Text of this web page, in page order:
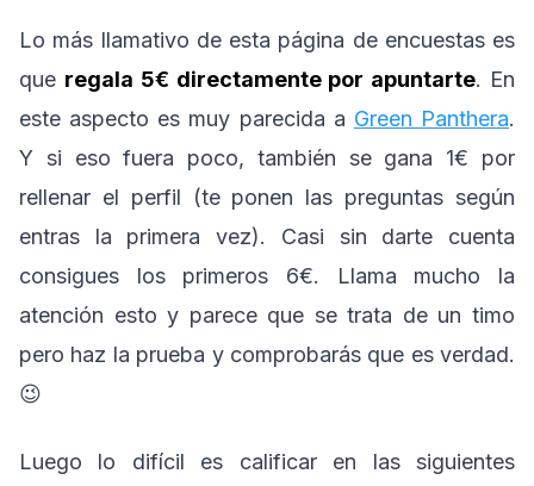
Lo más llamativo de esta página de encuestas es
que regala 5€ directamente por apuntarte. En
este aspecto es muy parecida a Green Panthera.
Y si eso fuera poco, también se gana 1€ por
rellenar el perfil (te ponen las preguntas según
entras la primera vez). Casi sin darte cuenta
consigues los primeros 6€. Llama mucho la
atención esto y parece que se trata de un timo
pero haz la prueba y comprobarás que es verdad.
😉
Luego lo difícil es calificar en las siguientes